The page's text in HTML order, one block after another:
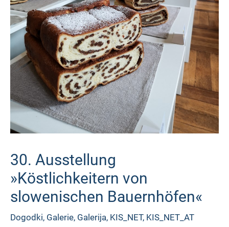
30. Ausstellung
»Köstlichkeitern von
slowenischen Bauernhöfen«
Dogodki, Galerie, Galerija, KIS_NET, KIS_NET_AT